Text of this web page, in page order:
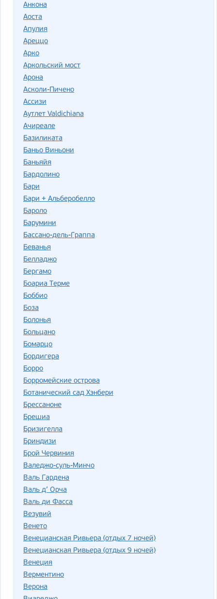
Анкона
Аоста
Апулия
Ареццо
Арко
Аркольский мост
Арона
Асколи-Пичено
Ассизи
Аутлет Valdichiana
Ачиреале
Базиликата
Баньо Виньони
Баньяйя
Бардолино
Бари
Бари + Альберобелло
Бароло
Барумини
Бассано-дель-Граппа
Беванья
Белладжо
Бергамо
Боариа Терме
Боббио
Боза
Болонья
Больцано
Бомарцо
Бордигера
Борро
Борромейские острова
Ботанический сад Хэнбери
Брессаноне
Брешиа
Бризигелла
Бриндизи
Брой Червиния
Валеджо-суль-Минчо
Валь Гардена
Валь д’ Орча
Валь ди Фасса
Везувий
Венето
Венецианская Ривьера (отдых 7 ночей)
Венецианская Ривьера (отдых 9 ночей)
Венеция
Верментино
Верона